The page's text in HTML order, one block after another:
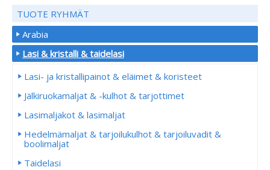
TUOTE RYHMÄT
Arabia
Lasi & kristalli & taidelasi
Lasi- ja kristallipainot & eläimet & koristeet
Jälkiruokamaljat & -kulhot & tarjottimet
Lasimaljakot & lasimaljat
Hedelmämaljat & tarjoilukulhot & tarjoiluvadit &
boolimaljat
Taidelasi